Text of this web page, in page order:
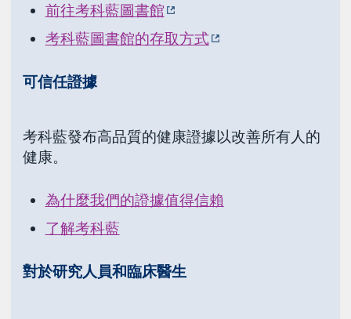
前往考科藍圖書館
考科藍圖書館的存取方式
可信任證據
考科藍發布高品質的健康證據以改善所有人的
健康。
為什麼我們的證據值得信賴
了解考科藍
對於研究人員和臨床醫生